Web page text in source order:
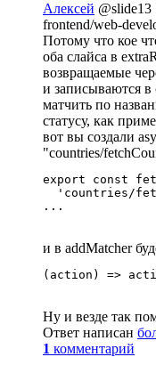
Алексей @slide13
frontend/web-
Потому что кое
оба слайса в
возвращаемые
и записываются в
матчить по
статусу, как
вот вы создали
"countries/
export const
'countries/
...
и в addMatcher
(action) =>
Ну и везде так
Ответ написан
1 комментарий